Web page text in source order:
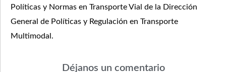
Políticas y Normas en Transporte Vial de la Dirección
General de Políticas y Regulación en Transporte
Multimodal.
Déjanos un comentario